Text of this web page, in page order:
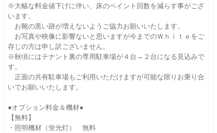
※大幅な料金値下げに伴い、床のペイント回数を減らす事がござ
います。
お靴の黒い跡が増えないようご協力お願いいたします。
お写真や映像に影響ないと思いますが今までのＷｈｉｔｅをご
存じの方は申し訳ございません。
※秋頃にはテナント裏の専用駐車場が４台→２台になる見込みで
す。
正面の共有駐車場もご利用いただけますが可能な限りお乗り合
いでお願いいたします。
●オプション料金＆機材●
【無料】
・照明機材（蛍光灯） 無料